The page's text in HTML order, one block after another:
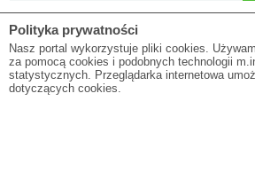
newslettera
E-mail
Polityka prywatności
Nasz portal wykorzystuje pliki cookies.
za pomocą cookies i podobnych technologii
statystycznych. Przeglądarka internetowa
dotyczących cookies.